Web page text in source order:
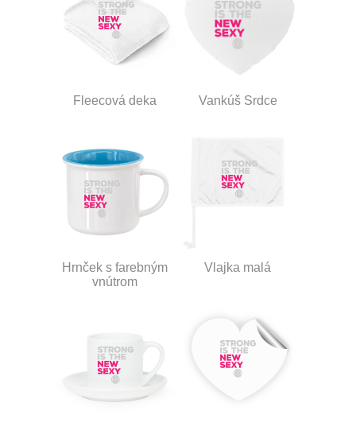
Fleecová deka Vankúš Srdce
Hrnček s farebným
vnútrom
Vlajka malá